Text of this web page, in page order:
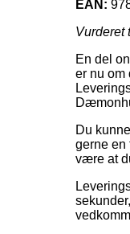
EAN:
Vurderet
En del
er nu om
Du
gerne en
være at